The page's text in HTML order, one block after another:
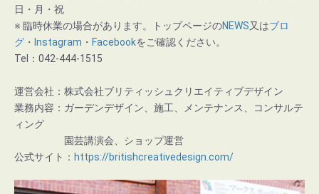
日・月・祝
※ 臨時休業の場合があります。トップページのNEWS又はブロ
グ ・ Instagram ・ Facebookをご確認ください。
Tel：042-444-1515
運営会社：株式会社ブリティッシュクリエイティブデザイン
業務内容：ガーデンデザイン、施工、メンテナンス、コンサルテ
ィング
園芸講演会、ショップ運営
公式サイト： https://britishcreativedesign.com/